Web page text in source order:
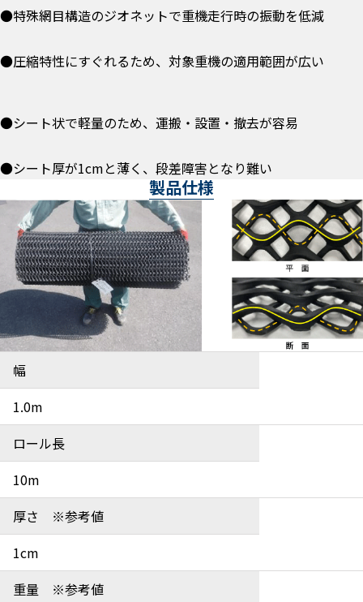
●特殊網目構造のジオネットで重機走行時の振動を低減
●圧縮特性にすぐれるため、対象重機の適用範囲が広い
●シート状で軽量のため、運搬・設置・撤去が容易
●シート厚が1cmと薄く、段差障害となり難い
製品仕様
幅
1.0m
ロール長
10m
厚さ ※参考値
1cm
重量 ※参考値